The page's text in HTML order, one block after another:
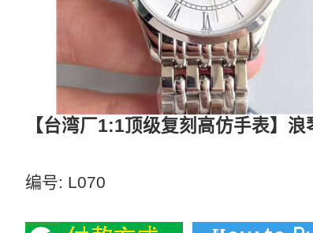
【台湾厂1:1顶级复刻高仿手表】
编号: L070